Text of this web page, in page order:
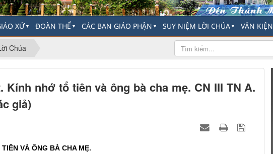
XỨ▼ ĐOÀN THỂ ▼ CÁC BAN GIÁO PHẬN ▼ SUY NIỆM LỜI CHÚA ▼ VĂN KIỆN
Chúa
Kính nhớ tổ tiên và ông bà cha mẹ. CN III TN A.
giả)
VÀ ÔNG BÀ CHA MẸ.